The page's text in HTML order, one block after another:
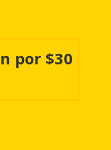
por $30